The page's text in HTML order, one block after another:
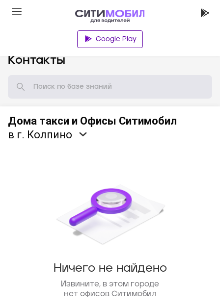
Google Play
Контакты
Дома такси и Офисы Ситимобил
в г. Колпино
Ничего не найдено
Извините, в этом городе
нет офисов Ситимобил